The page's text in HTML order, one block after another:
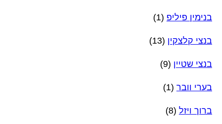
בנימין פיליפ (1)
בנצי קלצקין (13)
בנצי שטיין (9)
בערי וובר (1)
ברוך ויזל (8)